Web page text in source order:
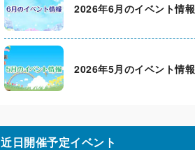
2026年6月のイベント情報
2026年5月のイベント情報
近日開催予定イベント